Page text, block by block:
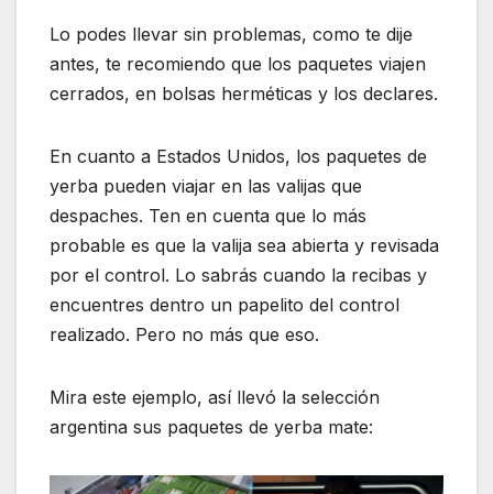
Lo podes llevar sin problemas, como te dije
antes, te recomiendo que los paquetes viajen
cerrados, en bolsas herméticas y los declares.
En cuanto a Estados Unidos, los paquetes de
yerba pueden viajar en las valijas que
despaches. Ten en cuenta que lo más
probable es que la valija sea abierta y revisada
por el control. Lo sabrás cuando la recibas y
encuentres dentro un papelito del control
realizado. Pero no más que eso.
Mira este ejemplo, así llevó la selección
argentina sus paquetes de yerba mate: